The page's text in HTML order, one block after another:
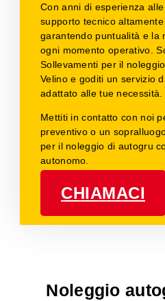
Con anni di esperienza
supporto tecnico altamente
garantendo puntualità e la
ogni momento operativo.
Sollevamenti per il
Velino e goditi un servizio
adattato alle tue necessità.
Mettiti in contatto con noi
preventivo o un
per il noleggio di autogru
autonomo.
CHIAMACI
Noleggio